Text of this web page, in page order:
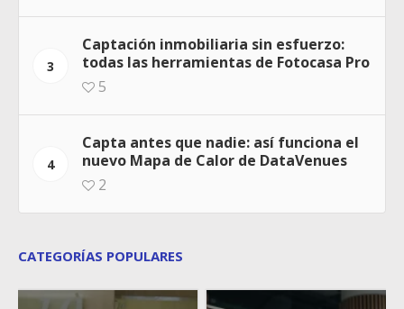
3
Captación inmobiliaria sin esfuerzo:
todas las herramientas de Fotocasa Pro
5
4
Capta antes que nadie: así funciona el
nuevo Mapa de Calor de DataVenues
2
CATEGORÍAS POPULARES